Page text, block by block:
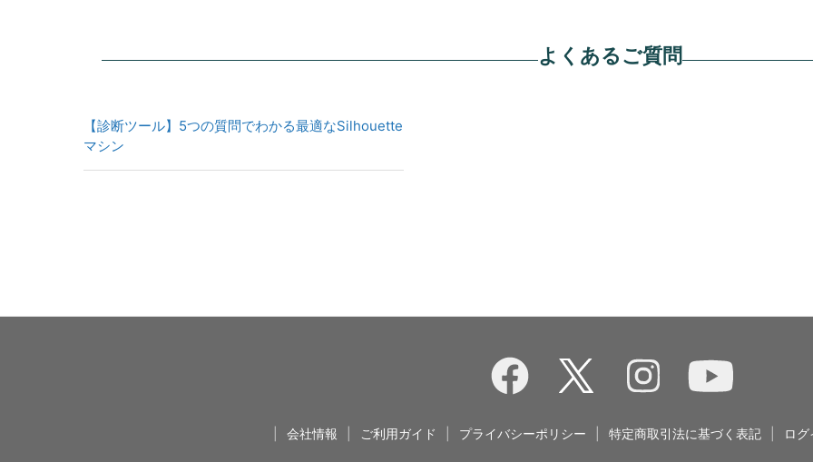
よくあるご質問
【診断ツール】5つの質問でわかる最適なSilhouette
マシン
会社情報 ご利用ガイド プライバシーポリシー 特定商取引法に基づく表記 ログ